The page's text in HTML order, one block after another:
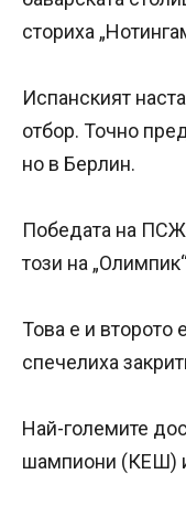
сториха
Испанският
отбор. Точно
но в Берлин.
Победата на ПСЖ
този на
Това е и второто
спечелиха
Най-големите
шампиони (КЕШ) и